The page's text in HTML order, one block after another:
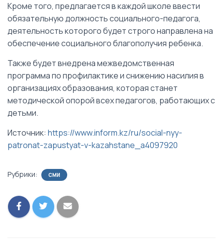
Кроме того, предлагается в каждой школе ввести
обязательную должность социального-педагога,
деятельность которого будет строго направлена на
обеспечение социального благополучия ребенка.
Также будет внедрена межведомственная
программа по профилактике и снижению насилия в
организациях образования, которая станет
методической опорой всех педагогов, работающих с
детьми.
Источник: https://www.inform.kz/ru/social-nyy-
patronat-zapustyat-v-kazahstane_a4097920
Рубрики: СМИ